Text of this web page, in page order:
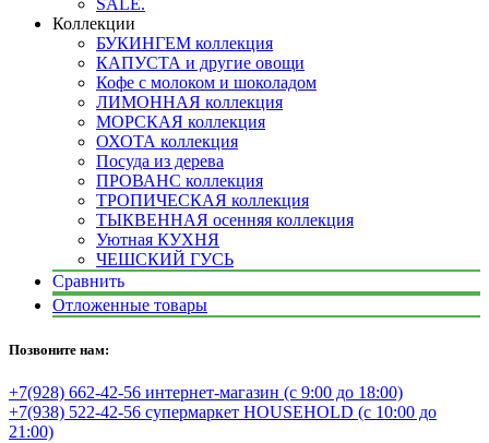
SALE.
Коллекции
БУКИНГЕМ коллекция
КАПУСТА и другие овощи
Кофе с молоком и шоколадом
ЛИМОННАЯ коллекция
МОРСКАЯ коллекция
ОХОТА коллекция
Посуда из дерева
ПРОВАНС коллекция
ТРОПИЧЕСКАЯ коллекция
ТЫКВЕННАЯ осенняя коллекция
Уютная КУХНЯ
ЧЕШСКИЙ ГУСЬ
Сравнить
Отложенные товары
Позвоните нам:
+7(928) 662-42-56 интернет-магазин (с 9:00 до 18:00)
+7(938) 522-42-56 супермаркет HOUSEHOLD (с 10:00 до
21:00)